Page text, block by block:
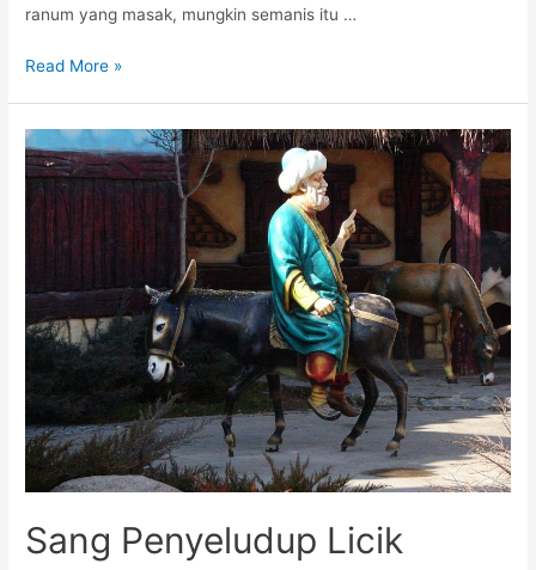
ranum yang masak, mungkin semanis itu …
Read More »
Sang Penyeludup Licik
Sang
Penyeludup
Licik